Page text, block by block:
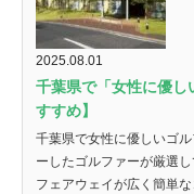
2025.08.01
千葉県で「女性に優し
すすめ】
千葉県で女性に優しいゴ
ーしたゴルファーが厳選
フェアウェイが広く簡単